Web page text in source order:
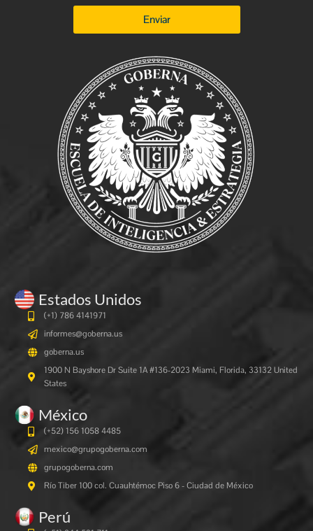
Enviar
Estados Unidos
(+1) 786 4141971
informes@goberna.us
goberna.us
1900 N Bayshore Dr Suite 1A #136-2023 Miami, Florida, 33132 United
States
México
(+52) 156 1058 4485
mexico@grupogoberna.com
grupogoberna.com
Río Tiber 100 col. Cuauhtémoc Piso 6 - Ciudad de México
Perú